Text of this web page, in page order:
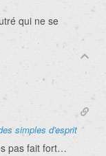
qui ne se
simples d'esprit
pas fait fort…